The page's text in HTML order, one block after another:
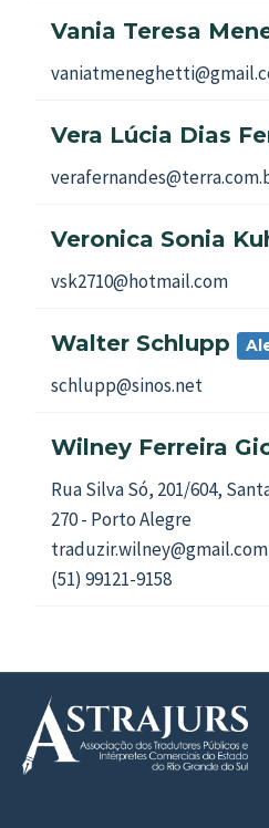
Vania Teresa
Vera Lúcia Dias
Veronica Sonia
vsk2710@hotmail.com
Walter Schlupp
schlupp@sinos.net
Wilney Ferreira
Rua Silva Só, 201/604,
270 - Porto Alegre
traduzir.wilney@gmail.com
(51) 99121-9158